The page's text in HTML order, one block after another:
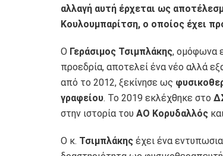
αλλαγή αυτή έρχεται ως
Κουλουμπαρίτση, ο οποίος έχει
Ο Γεράσιμος Τσιμπλάκης, ομόφωνα
προεδρία, αποτελεί ένα νέο αλλά
από το 2012, ξεκίνησε ως
γραφείου. Το 2019 εκλέχθηκε στο
στην ιστορία του ΑΟ Κορυδαλλός
Ο κ. Τσιμπλάκης έχει ένα